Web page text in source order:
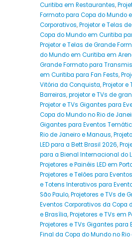
Curitiba em Restaurantes,
Formato para Copa do Mundo
Corporativos,Projetor e Telas
Copa do Mundo em Curitiba
Projetor e Telas de Grande
do Mundo em Curitiba em
Grande Formato para
em Curitiba para Fan Fests,
Vitória da Conquista,Projetor e
Barreiras,projetor e TVs de
Projetor e TVs Gigantes para
Copa do Mundo no Rio de
Gigantes para Eventos
Rio de Janeiro e Manaus,
LED para a Bett Brasil 2026,
para a Bienal Internacional do
Projetores e Painéis LED em
Projetores e Telões para
e Totens Interativos para
São Paulo,Projetores e TVs de
Eventos Corporativos da Copa
e Brasília,Projetores e TVs em
Projetores e TVs Gigantes
Final da Copa do Mundo no